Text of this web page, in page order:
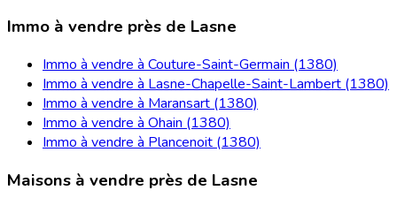
Immo à vendre près de Lasne
Immo à vendre à Couture-Saint-Germain (1380)
Immo à vendre à Lasne-Chapelle-Saint-Lambert (1380)
Immo à vendre à Maransart (1380)
Immo à vendre à Ohain (1380)
Immo à vendre à Plancenoit (1380)
Maisons à vendre près de Lasne